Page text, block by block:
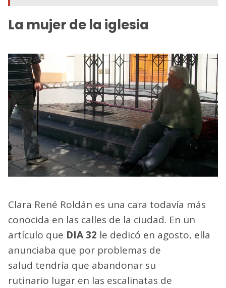
La mujer de la iglesia
Clara René Roldán es una cara todavía más
conocida en las calles de la ciudad. En un
artículo que DIA 32 le dedicó en agosto, ella
anunciaba que por problemas de
salud tendría que abandonar su
rutinario lugar en las escalinatas de